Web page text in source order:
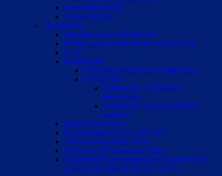
Фото помещений
Схема проезда
Документы
Учредительные документы
Материально-техническое обеспечение
СОУТ
Коррупция
утверждение плана по коррупции
Положения
Положение о правилах
посещения
Положение об ограничении
допуска
Бюджетная смета
Независимая оценка качества
Локально-правовые акты
Виды предоставляемых услуг
Аналитическая информация о работе МКУ
«Центр культуры и досуга» 2024г.